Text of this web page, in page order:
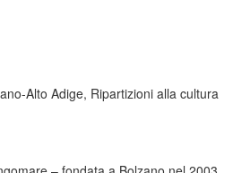
Alto Adige, Ripartizioni alla cultura